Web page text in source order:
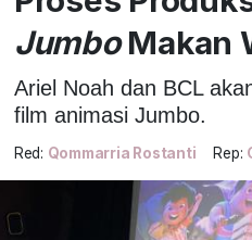
JumboMakan
Ariel Noah dan BCL
film animasi Jumbo.
Red: Qommarria Rostanti Rep: